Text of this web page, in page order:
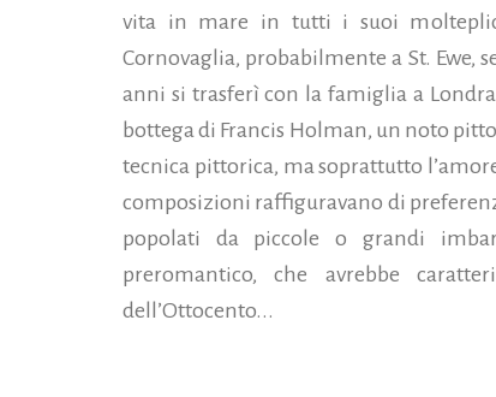
vita in mare in tutti i suoi
Cornovaglia, probabilmente a St. Ewe,
anni si trasferì con la famiglia a
bottega di Francis Holman, un noto
tecnica pittorica, ma soprattutto
composizioni raffiguravano di
popolati da piccole o grandi
preromantico, che avrebbe
dell’Ottocento...